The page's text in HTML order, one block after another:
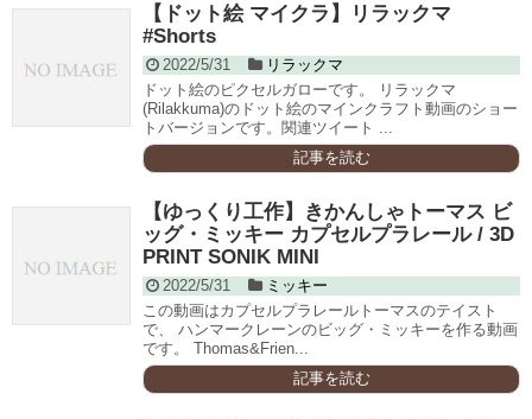
【ドット絵 マイクラ】リラックマ
#Shorts
2022/5/31
リラックマ
ドット絵のピクセルガローです。 リラックマ
(Rilakkuma)のドット絵のマインクラフト動画のショー
トバージョンです。関連ツイート ...
記事を読む
【ゆっくり工作】きかんしゃトーマス ビ
ッグ・ミッキー カプセルプラレール / 3D
PRINT SONIK MINI
2022/5/31
ミッキー
この動画はカプセルプラレールトーマスのテイスト
で、 ハンマークレーンのビッグ・ミッキーを作る動画
です。 Thomas&Frien...
記事を読む